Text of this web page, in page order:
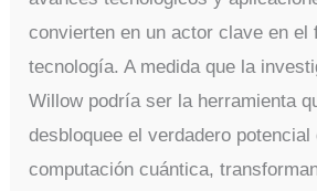
convierten en un actor clave en el
tecnología. A medida que la
Willow podría ser la herramienta
desbloquee el verdadero potencial
computación cuántica,